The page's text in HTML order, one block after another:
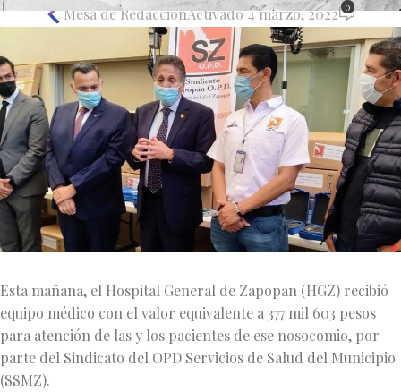
Mesa de RedacciónActivado 4 marzo, 2022 0
Esta mañana, el Hospital General de Zapopan (HGZ) recibió
equipo médico con el valor equivalente a 377 mil 603 pesos
para atención de las y los pacientes de ese nosocomio, por
parte del Sindicato del OPD Servicios de Salud del Municipio
(SSMZ).